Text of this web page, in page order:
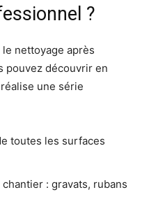
?
nettoyage après
pouvez découvrir en
une série
toutes les surfaces
: gravats, rubans